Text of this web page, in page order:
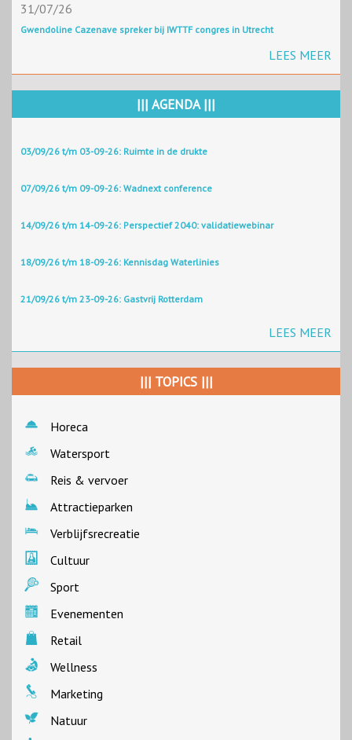
31/07/26
Gwendoline Cazenave spreker bij IWTTF congres in Utrecht
LEES MEER
||| AGENDA |||
03/09/26 t/m 03-09-26: Ruimte in de drukte
07/09/26 t/m 09-09-26: Wadnext conference
14/09/26 t/m 14-09-26: Perspectief 2040: validatiewebinar
18/09/26 t/m 18-09-26: Kennisdag Waterlinies
21/09/26 t/m 23-09-26: Gastvrij Rotterdam
LEES MEER
||| TOPICS |||
Horeca
Watersport
Reis & vervoer
Attractieparken
Verblijfsrecreatie
Cultuur
Sport
Evenementen
Retail
Wellness
Marketing
Natuur